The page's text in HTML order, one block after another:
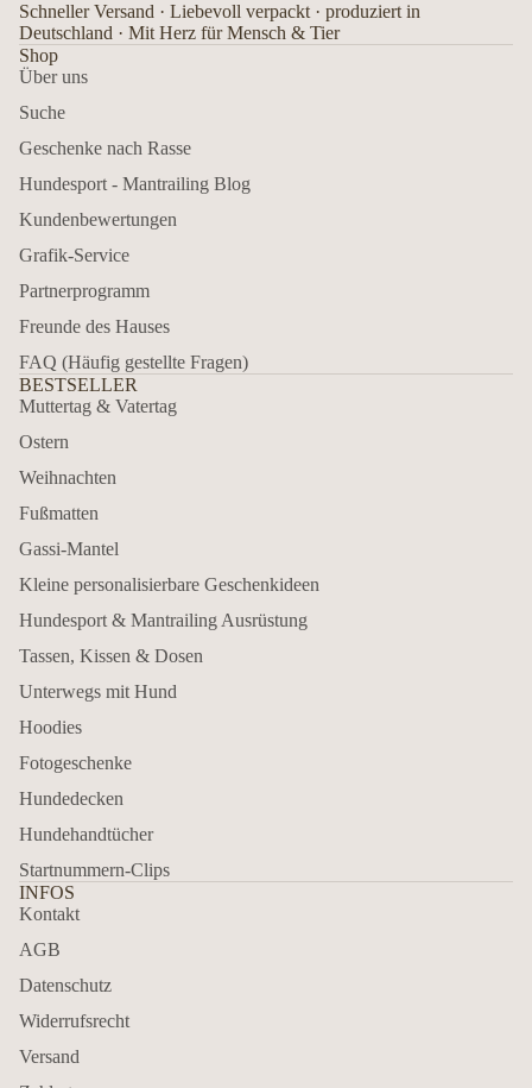
Schneller Versand · Liebevoll verpackt · produziert in
Deutschland · Mit Herz für Mensch & Tier
Shop
Über uns
Suche
Geschenke nach Rasse
Hundesport - Mantrailing Blog
Kundenbewertungen
Grafik-Service
Partnerprogramm
Freunde des Hauses
FAQ (Häufig gestellte Fragen)
BESTSELLER
Muttertag & Vatertag
Ostern
Weihnachten
Fußmatten
Gassi-Mantel
Kleine personalisierbare Geschenkideen
Hundesport & Mantrailing Ausrüstung
Tassen, Kissen & Dosen
Unterwegs mit Hund
Hoodies
Fotogeschenke
Hundedecken
Hundehandtücher
Startnummern-Clips
INFOS
Kontakt
AGB
Datenschutz
Widerrufsrecht
Versand